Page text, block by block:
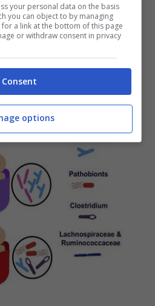
DEL NEONATO: LE
ROUTINE
your personal data on the basis
you can object to by managing
a link at the bottom of this page
or withdraw consent in privacy
Consent
options